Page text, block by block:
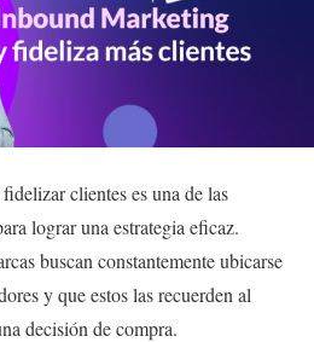
clientes es una de las
lograr una estrategia eficaz.
buscan constantemente ubicarse
y que estos las recuerden al
decisión de compra.